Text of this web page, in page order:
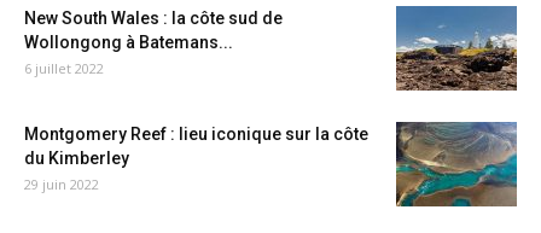
New South Wales : la côte sud de
Wollongong à Batemans...
6 juillet 2022
Montgomery Reef : lieu iconique sur la côte
du Kimberley
29 juin 2022